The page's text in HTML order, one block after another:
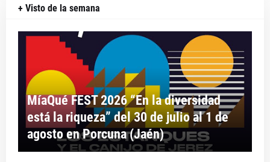
+ Visto de la semana
MíaQué FEST 2026 “En la diversidad
está la riqueza” del 30 de julio al 1 de
agosto en Porcuna (Jaén)